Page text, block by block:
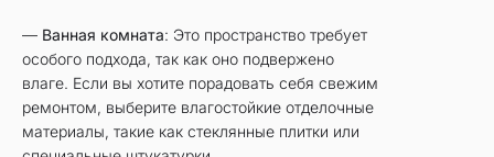
— Ванная комната: Это пространство требует
особого подхода, так как оно подвержено
влаге. Если вы хотите порадовать себя свежим
ремонтом, выберите влагостойкие отделочные
материалы, такие как стеклянные плитки или